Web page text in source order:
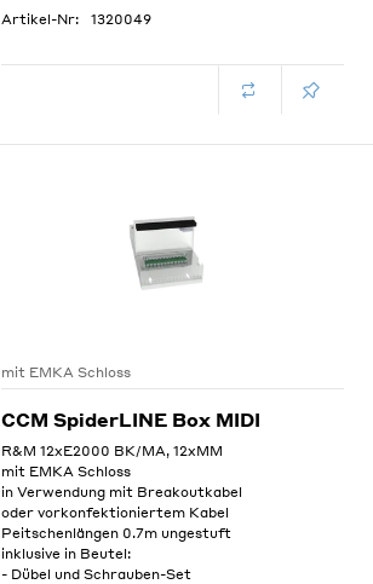
Artikel-Nr:
1320049
mit EMKA Schloss
CCM SpiderLINE Box MIDI
R&M 12xE2000 BK/MA, 12xMM
mit EMKA Schloss
in Verwendung mit Breakoutkabel
oder vorkonfektioniertem Kabel
Peitschenlängen 0.7m ungestuft
inklusive in Beutel:
- Dübel und Schrauben-Set